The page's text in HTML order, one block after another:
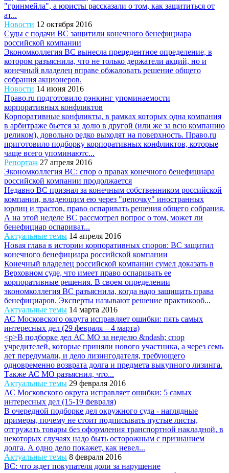
"гринмейла", а юристы рассказали о том, как защититься от
ат...
Новости 12 октября 2016
Суды с подачи ВС защитили конечного бенефициара
российской компании
Экономколлегия ВС вынесла прецедентное определение, в
котором разъяснила, что не только держатели акций, но и
конечный владелец вправе обжаловать решение общего
собрания акционеров.
Новости 14 июня 2016
Право.ru подготовило рэнкинг упоминаемости
корпоративных конфликтов
Корпоративные конфликты, в рамках которых одна компания
в арбитраже бьется за долю в другой (или же за всю компанию
целиком), довольно редко выходят на поверхность. Право.ru
приготовило подборку корпоративных конфликтов, которые
чаще всего упоминаютс...
Репортаж 27 апреля 2016
Экономколлегия ВС: спор о правах конечного бенефициара
российской компании продолжается
Недавно ВС признал за конечным собственником российской
компании, владеющим ею через "цепочку" иностранных
юрлиц и трастов, право оспаривать решения общего собрания.
А на этой неделе ВС рассмотрел вопрос о том, может ли
бенефициар оспариват...
Актуальные темы 14 апреля 2016
Новая глава в истории корпоративных споров: ВС защитил
конечного бенефициара российской компании
Конечный владелец российской компании сумел доказать в
Верховном суде, что имеет право оспаривать ее
корпоративные решения. В своем определении
экономколлегия ВС разъяснила, когда надо защищать права
бенефициаров. Эксперты называют решение практикооб...
Актуальные темы 14 марта 2016
АС Московского округа исправляет ошибки: пять самых
интересных дел (29 февраля – 4 марта)
<p>В подборке дел АС МО за неделю &ndash; спор
учредителей, которые приняли нового участника, а через семь
лет передумали, и дело лизингодателя, требующего
одновременно возврата долга и предмета выкупного лизинга.
Также АС МО разъяснил, что...
Актуальные темы 29 февраля 2016
АС Московского округа исправляет ошибки: 5 самых
интересных дел (15-19 февраля)
В очередной подборке дел окружного суда - наглядные
примеры, почему не стоит подписывать пустые листы,
отгружать товары без оформления транспортной накладной, в
некоторых случаях надо быть осторожным с признанием
долга. А одно дело покажет, как невел...
Актуальные темы 8 февраля 2016
ВС: что ждет покупателя доли за нарушение